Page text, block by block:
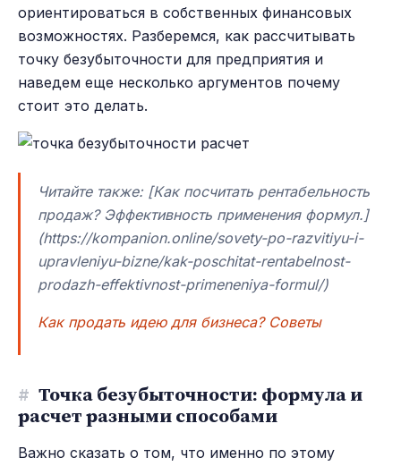
ориентироваться в собственных финансовых
возможностях. Разберемся, как рассчитывать
точку безубыточности для предприятия и
наведем еще несколько аргументов почему
стоит это делать.
Читайте также: [Как посчитать рентабельность
продаж? Эффективность применения формул.]
(https://kompanion.online/sovety-po-razvitiyu-i-
upravleniyu-bizne/kak-poschitat-rentabelnost-
prodazh-effektivnost-primeneniya-formul/)
Как продать идею для бизнеса? Советы
# Точка безубыточности: формула и
расчет разными способами
Важно сказать о том, что именно по этому